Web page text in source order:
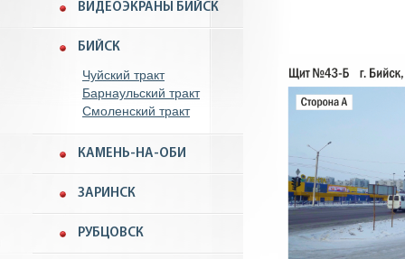
ВИДЕОЭКРАНЫ БИЙСК
БИЙСК
Чуйский тракт
Барнаульский тракт
Смоленский тракт
КАМЕНЬ-НА-ОБИ
ЗАРИНСК
РУБЦОВСК